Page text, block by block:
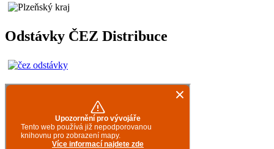
Odstávky ČEZ Distribuce